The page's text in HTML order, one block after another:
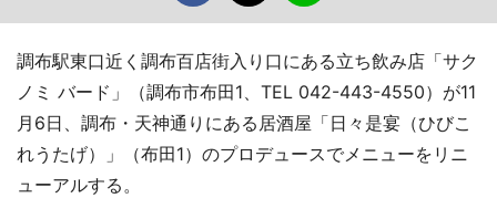
調布駅東口近く調布百店街入り口にある立ち飲み店「サク
ノミ バード」（調布市布田1、TEL 042-443-4550）が11
月6日、調布・天神通りにある居酒屋「日々是宴（ひびこ
れうたげ）」（布田1）のプロデュースでメニューをリニ
ューアルする。